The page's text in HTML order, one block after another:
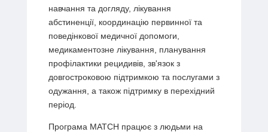
навчання та догляду, лікування
абстиненції, координацію первинної та
поведінкової медичної допомоги,
медикаментозне лікування, планування
профілактики рецидивів, зв'язок з
довгостроковою підтримкою та послугами з
одужання, а також підтримку в перехідний
період.
Програма MATCH працює з людьми на